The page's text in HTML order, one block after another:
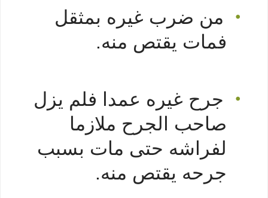
•
من ضرب غيره بمثقل
فمات يقتص منه.
•
جرح غيره عمدا فلم يزل
صاحب الجرح ملازما
لفراشه حتى مات بسبب
جرحه يقتص منه.